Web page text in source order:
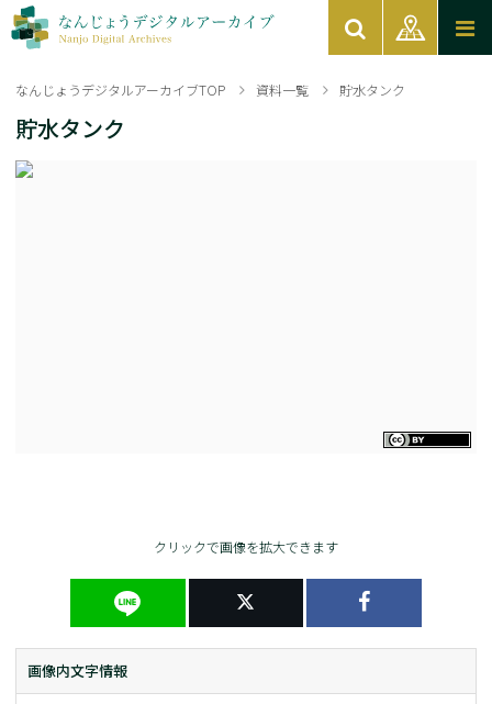
なんじょうデジタルアーカイブTOP 資料一覧 貯水タンク
貯水タンク
クリックで画像を拡大できます
画像内文字情報